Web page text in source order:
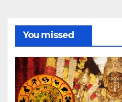
You missed